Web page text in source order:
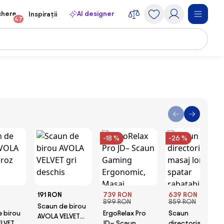
47
Inspirații AI designer
birou
191 RON
Scaun de birou
AVOLA VELVET
-18 %
739 RON
899 RON
ErgoRelax Pro
-26 %
639 RON
859 RON
Scaun